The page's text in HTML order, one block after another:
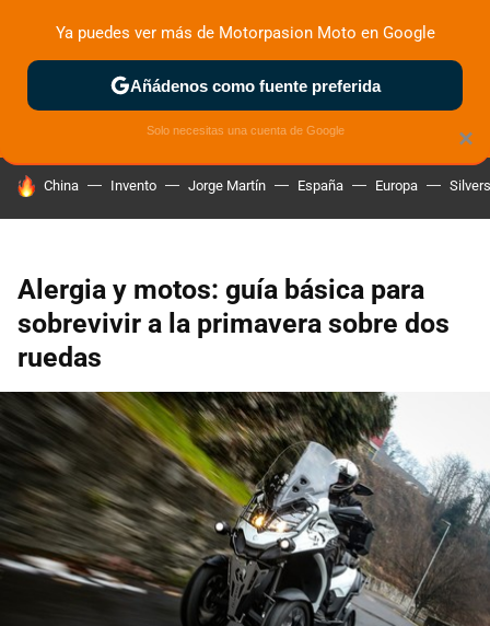
ZONA DE PRUEBAS DEPORTIVAS MOTOS ELÉCTRICAS
HOY SE HABLA DE
China Invento Jorge Martín España Europa
Alergia y motos: guía básica para
sobrevivir a la primavera sobre dos
ruedas
×
Ya puedes ver más de Motorpasion Moto en Google
Añádenos como fuente preferida
Solo necesitas una cuenta de Google